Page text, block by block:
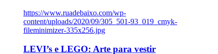
https://www.ruadebaixo.com/wp-
content/uploads/2020/09/305_501-93_019_cmyk-
fileminimizer-335x256.jpg
LEVI’s e LEGO: Arte para vestir